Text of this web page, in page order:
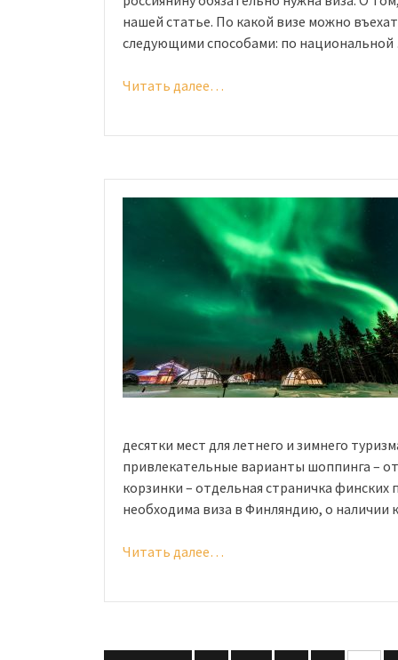
нашей статье. По какой визе можно
следующими способами: по
Читать далее…
можно
ли
оформить
самостоятельно?»
десятки мест для летнего и зимнего
привлекательные варианты шоппинга –
корзинки – отдельная страничка
необходима виза в Финляндию, о наличии
Читать далее…